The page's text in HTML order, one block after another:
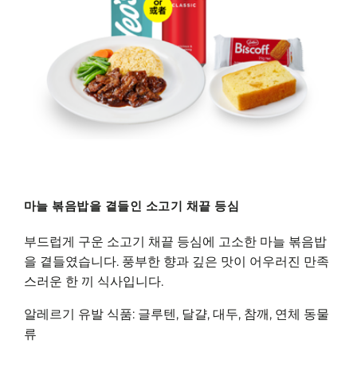
마늘 볶음밥을 곁들인 소고기 채끝 등심
부드럽게 구운 소고기 채끝 등심에 고소한 마늘 볶음밥
을 곁들였습니다. 풍부한 향과 깊은 맛이 어우러진 만족
스러운 한 끼 식사입니다.
알레르기 유발 식품: 글루텐, 달걀, 대두, 참깨, 연체 동물
류